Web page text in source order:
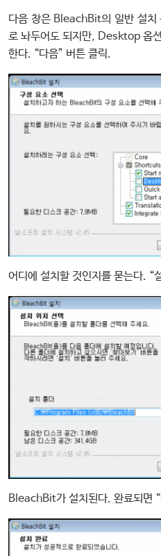
다음 창은 BleachBit의 일반 설치
로 놔두어도 되지만, Desktop 옵
한다. “다음” 버튼 클릭.
어디에 설치할 것인지를 묻는다. “
BleachBit가 설치된다. 완료되면